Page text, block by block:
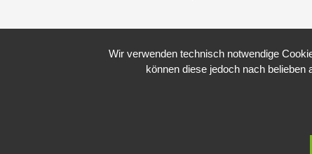
Wir verwenden technisch notwendige
können diese jedoch nach